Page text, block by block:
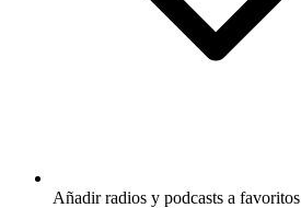
Añadir radios y podcasts a favoritos